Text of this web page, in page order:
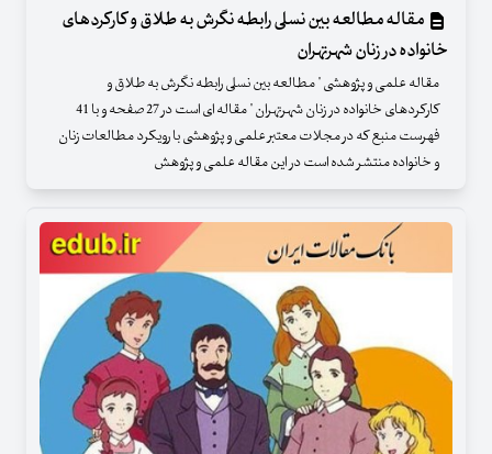
مقاله مطالعه بین نسلی رابطه نگرش به طلاق و کارکرد‌های
خانواده در زنان شهرتهران
مقاله علمی و پژوهشی " مطالعه بین نسلی رابطه نگرش به طلاق و
کارکرد‌های خانواده در زنان شهرتهران " مقاله ای است در 27 صفحه و با 41
فهرست منبع که در مجلات معتبر علمی و پژوهشی با رویکرد مطالعات زنان
و خانواده منتشر شده است در این مقاله علمی و پژوهش